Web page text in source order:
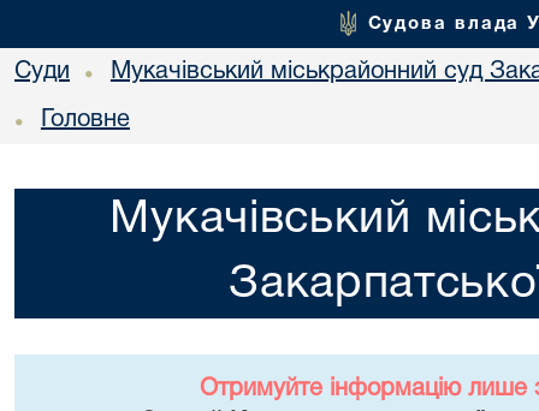
Судова влада
Суди • Мукачівський міськрайонний суд
• Головне
Мукачівський
Отримуйте інформацію лише